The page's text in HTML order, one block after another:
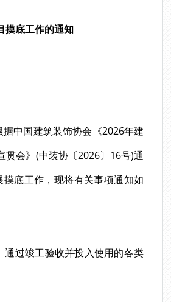
摸底工作的通知
中国建筑装饰协会《2026年建
会》(中装协〔2026〕16号)通
底工作，现将有关事项通知如
过竣工验收并投入使用的各类